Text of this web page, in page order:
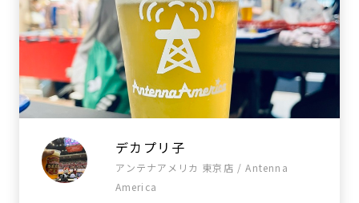
デカプリ子
アンテナアメリカ 東京店 / Antenna
America